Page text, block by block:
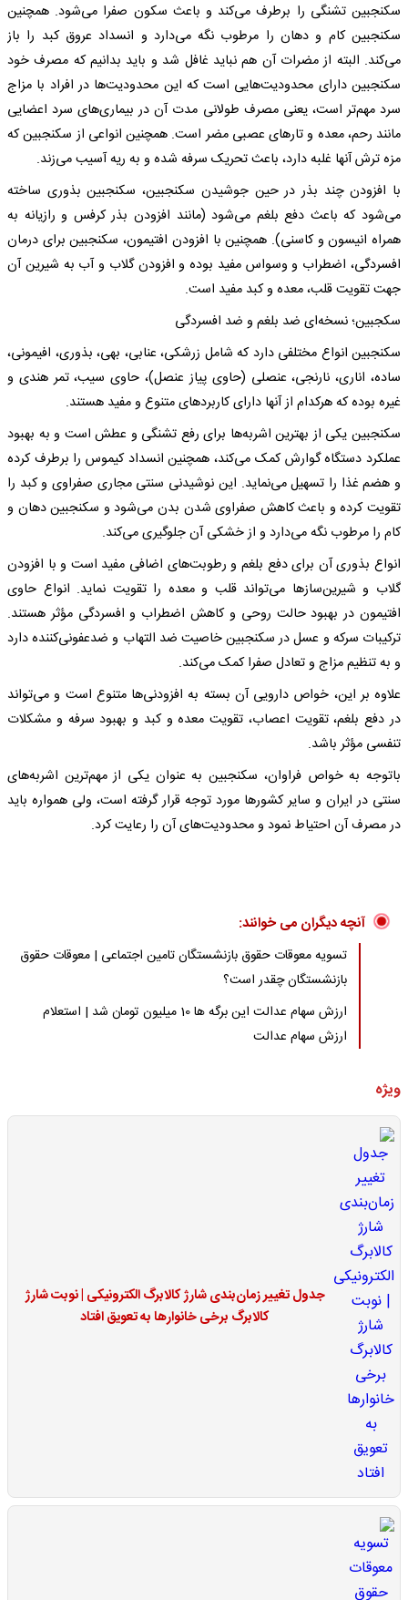
سکنجبین تشنگی را برطرف می‌کند و باعث سکون صفرا می‌شود. همچنین
سکنجبین کام و دهان را مرطوب نگه می‌دارد و انسداد عروق کبد را باز
می‌کند. البته از مضرات آن هم نباید غافل شد و باید بدانیم که مصرف خود
سکنجبین دارای محدودیت‌هایی است که این محدودیت‌ها در افراد با مزاج
سرد مهم‌تر است، یعنی مصرف طولانی مدت آن در بیماری‌های سرد اعضایی
مانند رحم، معده و تارهای عصبی مضر است. همچنین انواعی از سکنجبین که
مزه ترش آنها غلبه دارد، باعث تحریک سرفه شده و به ریه آسیب می‌زند.
با افزودن چند بذر در حین جوشیدن سکنجبین، سکنجبین بذوری ساخته
می‌شود که باعث دفع بلغم می‌شود (مانند افزودن بذر کرفس و رازیانه به
همراه انیسون و کاسنی). همچنین با افزودن افتیمون، سکنجبین برای درمان
افسردگی، اضطراب و وسواس مفید بوده و افزودن گلاب و آب به شیرین آن
جهت تقویت قلب، معده و کبد مفید است.
سکجبین؛ نسخه‌ای ضد بلغم و ضد افسردگی
سکنجبین انواع مختلفی دارد که شامل زرشکی، عنابی، بهی، بذوری، افیمونی،
ساده، اناری، نارنجی، عنصلی (حاوی پیاز عنصل)، حاوی سیب، تمر هندی و
غیره بوده که هرکدام از آنها دارای کاربردهای متنوع و مفید هستند.
سکنجبین یکی از بهترین اشربه‌ها برای رفع تشنگی و عطش است و به بهبود
عملکرد دستگاه گوارش کمک می‌کند، همچنین انسداد کیموس را برطرف کرده
و هضم غذا را تسهیل می‌نماید. این نوشیدنی سنتی مجاری صفراوی و کبد را
تقویت کرده و باعث کاهش صفراوی شدن بدن می‌شود و سکنجبین دهان و
کام را مرطوب نگه می‌دارد و از خشکی آن جلوگیری می‌کند.
انواع بذوری آن برای دفع بلغم و رطوبت‌های اضافی مفید است و با افزودن
گلاب و شیرین‌سازها می‌تواند قلب و معده را تقویت نماید. انواع حاوی
افتیمون در بهبود حالت روحی و کاهش اضطراب و افسردگی مؤثر هستند.
ترکیبات سرکه و عسل در سکنجبین خاصیت ضد التهاب و ضدعفونی‌کننده دارد
و به تنظیم مزاج و تعادل صفرا کمک می‌کند.
علاوه بر این، خواص دارویی آن بسته به افزودنی‌ها متنوع است و می‌تواند
در دفع بلغم، تقویت اعصاب، تقویت معده و کبد و بهبود سرفه و مشکلات
تنفسی مؤثر باشد.
باتوجه به خواص فراوان، سکنجبین به عنوان یکی از مهم‌ترین اشربه‌های
سنتی در ایران و سایر کشورها مورد توجه قرار گرفته است، ولی همواره باید
در مصرف آن احتیاط نمود و محدودیت‌های آن را رعایت کرد.
آنچه دیگران می خوانند:
تسویه معوقات حقوق بازنشستگان تامین اجتماعی | معوقات حقوق
بازنشستگان چقدر است؟
ارزش سهام عدالت این برگه ها 10 میلیون تومان شد | استعلام
ارزش سهام عدالت
ویژه
جدول تغییر زمان‌بندی شارژ کالابرگ الکترونیکی | نوبت شارژ
کالابرگ برخی خانوارها به تعویق افتاد